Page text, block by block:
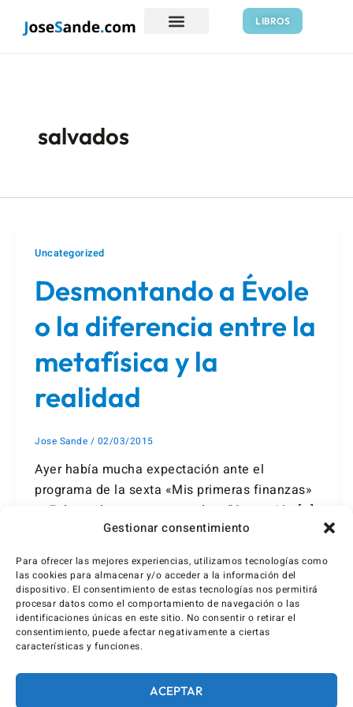
Gestionar consentimiento
Para ofrecer las mejores experiencias, utilizamos tecnologías como
las cookies para almacenar y/o acceder a la información del
dispositivo. El consentimiento de estas tecnologías nos permitirá
procesar datos como el comportamiento de navegación o las
identificaciones únicas en este sitio. No consentir o retirar el
consentimiento, puede afectar negativamente a ciertas
características y funciones.
ACEPTAR
LIBROS
salvados
Uncategorized
Desmontando a Évole
o la diferencia entre la
metafísica y la
realidad
Jose Sande / 02/03/2015
Ayer había mucha expectación ante el
programa de la sexta «Mis primeras finanzas»
Enlace al programa completo “Operación […]